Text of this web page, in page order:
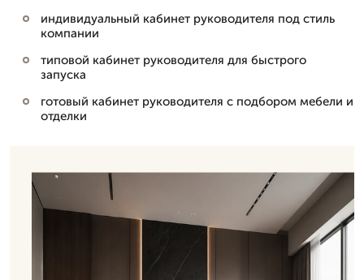
индивидуальный кабинет руководителя под стиль
компании
типовой кабинет руководителя для быстрого
запуска
готовый кабинет руководителя с подбором мебели и
отделки